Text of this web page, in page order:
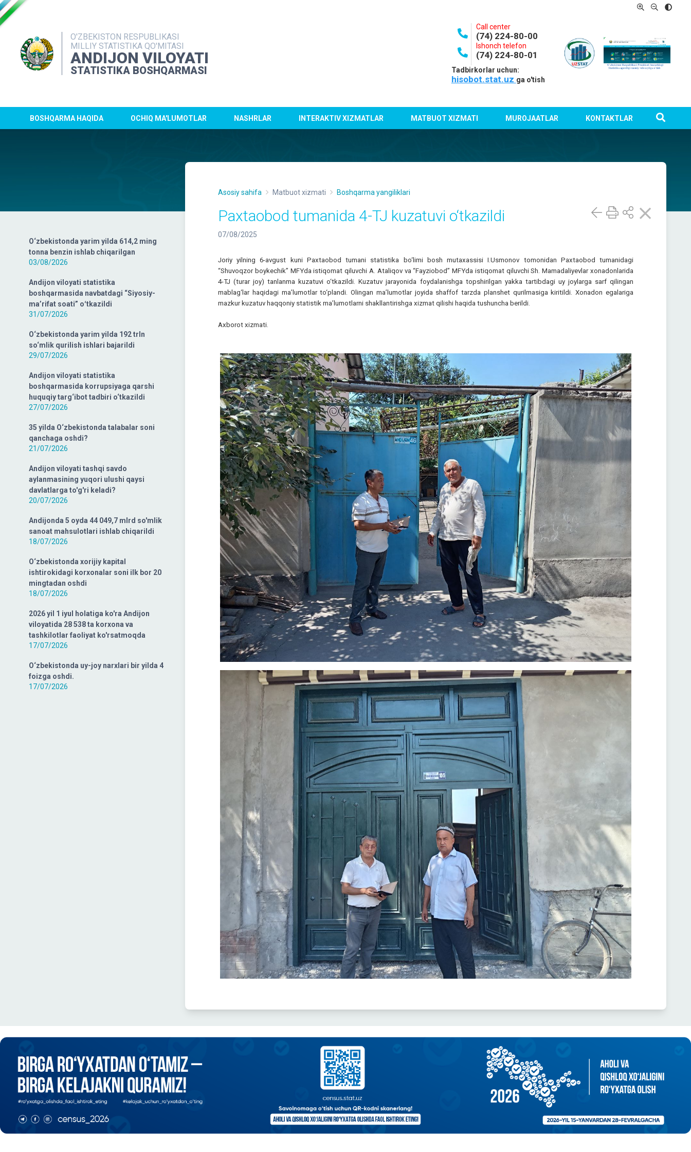
O'ZBEKISTON RESPUBLIKASI
MILLIY STATISTIKA QO'MITASI
ANDIJON VILOYATI
STATISTIKA BOSHQARMASI
Call center
(74) 224-80-00
Ishonch telefon
(74) 224-80-01
Tadbirkorlar uchun:
hisobot.stat.uz ga o'tish
BOSHQARMA HAQIDA OCHIQ MA'LUMOTLAR NASHRLAR INTERAKTIV XIZMATLAR MATBUOT XIZMATI MUROJAATLAR KONTAKTLAR
O‘zbekistonda yarim yilda 614,2 ming
tonna benzin ishlab chiqarilgan
03/08/2026
Andijon viloyati statistika
boshqarmasida navbatdagi “Siyosiy-
ma’rifat soati” oʻtkazildi
31/07/2026
O‘zbekistonda yarim yilda 192 trln
so‘mlik qurilish ishlari bajarildi
29/07/2026
Andijon viloyati statistika
boshqarmasida korrupsiyaga qarshi
huquqiy targ‘ibot tadbiri o‘tkazildi
27/07/2026
35 yilda O‘zbekistonda talabalar soni
qanchaga oshdi?
21/07/2026
Andijon viloyati tashqi savdo
aylanmasining yuqori ulushi qaysi
davlatlarga to'g'ri keladi?
20/07/2026
Andijonda 5 oyda 44 049,7 mlrd so'mlik
sanoat mahsulotlari ishlab chiqarildi
18/07/2026
O‘zbekistonda xorijiy kapital
ishtirokidagi korxonalar soni ilk bor 20
mingtadan oshdi
18/07/2026
2026 yil 1 iyul holatiga ko'ra Andijon
viloyatida 28 538 ta korxona va
tashkilotlar faoliyat ko'rsatmoqda
17/07/2026
O‘zbekistonda uy-joy narxlari bir yilda 4
foizga oshdi.
17/07/2026
Asosiy sahifa Matbuot xizmati Boshqarma yangiliklari
Paxtaobod tumanida 4-TJ kuzatuvi o‘tkazildi
07/08/2025
Joriy yilning 6-avgust kuni Paxtaobod tumani statistika bo‘limi bosh mutaxassisi I.Usmonov tomonidan Paxtaobod tumanidagi
“Shuvoqzor boykechik” MFYda istiqomat qiluvchi A. Ataliqov va “Fayziobod” MFYda istiqomat qiluvchi Sh. Mamadaliyevlar xonadonlarida
4-TJ (turar joy) tanlanma kuzatuvi o‘tkazildi. Kuzatuv jarayonida foydalanishga topshirilgan yakka tartibdagi uy joylarga sarf qilingan
mablag‘lar haqidagi ma’lumotlar to‘plandi. Olingan ma’lumotlar joyida shaffof tarzda planshet qurilmasiga kiritildi. Xonadon egalariga
mazkur kuzatuv haqqoniy statistik ma’lumotlarni shakllantirishga xizmat qilishi haqida tushuncha berildi.
Axborot xizmati.